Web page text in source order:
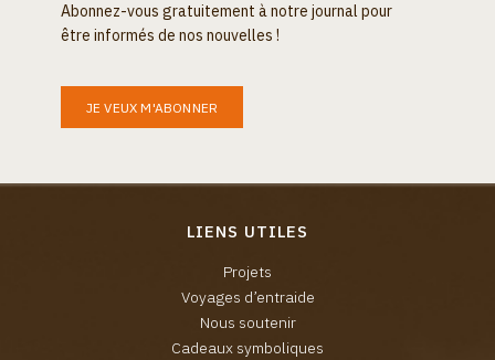
Abonnez-vous gratuitement à notre journal pour
être informés de nos nouvelles !
JE VEUX M'ABONNER
LIENS UTILES
Projets
Voyages d’entraide
Nous soutenir
Cadeaux symboliques